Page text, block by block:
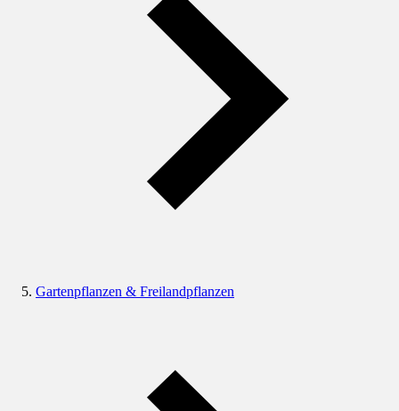
Gartenpflanzen & Freilandpflanzen